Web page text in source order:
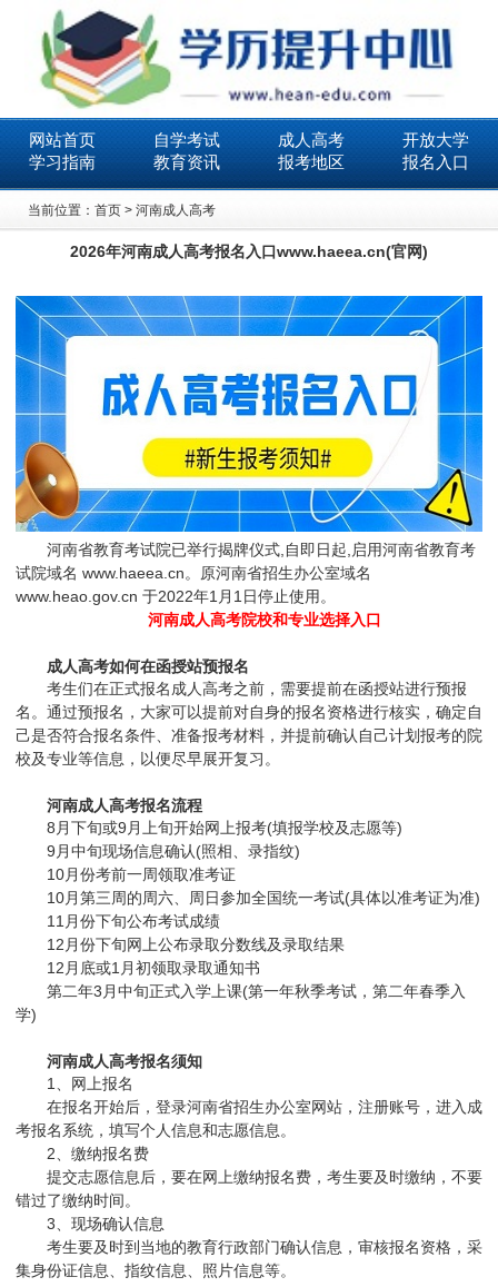
网站首页 自学考试 成人高考
开放大学
学习指南
教育资讯 报考地区 报名入口
当前位置： 首页 > 河南成人高考
2026年河南成人高考报名入口www.haeea.cn(官网)
河南省教育考试院已举行揭牌仪式,自即日起,启用河南省教育考
试院域名 www.haeea.cn。原河南省招生办公室域名
www.heao.gov.cn 于2022年1月1日停止使用。
河南成人高考院校和专业选择入口
成人高考如何在函授站预报名
考生们在正式报名成人高考之前，需要提前在函授站进行预报
名。通过预报名，大家可以提前对自身的报名资格进行核实，确定自
己是否符合报名条件、准备报考材料，并提前确认自己计划报考的院
校及专业等信息，以便尽早展开复习。
河南成人高考报名流程
8月下旬或9月上旬开始网上报考(填报学校及志愿等)
9月中旬现场信息确认(照相、录指纹)
10月份考前一周领取准考证
10月第三周的周六、周日参加全国统一考试(具体以准考证为准)
11月份下旬公布考试成绩
12月份下旬网上公布录取分数线及录取结果
12月底或1月初领取录取通知书
第二年3月中旬正式入学上课(第一年秋季考试，第二年春季入
学)
河南成人高考报名须知
1、网上报名
在报名开始后，登录河南省招生办公室网站，注册账号，进入成
考报名系统，填写个人信息和志愿信息。
2、缴纳报名费
提交志愿信息后，要在网上缴纳报名费，考生要及时缴纳，不要
错过了缴纳时间。
3、现场确认信息
考生要及时到当地的教育行政部门确认信息，审核报名资格，采
集身份证信息、指纹信息、照片信息等。